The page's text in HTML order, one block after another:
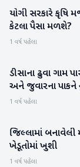
રાષ્ટ્રીય
યોગી સરકારે કૃષિ
કેટલા પૈસા મળશે?
1 વર્ષ પહેલા
બનાસકાંઠા
ડીસાના ઢુવા ગામ
અને જુવારના પાકને
1 વર્ષ પહેલા
બનાસકાંઠા
જિલ્લામાં
ખેડૂતોમાં ખુશી
1 વર્ષ પહેલા